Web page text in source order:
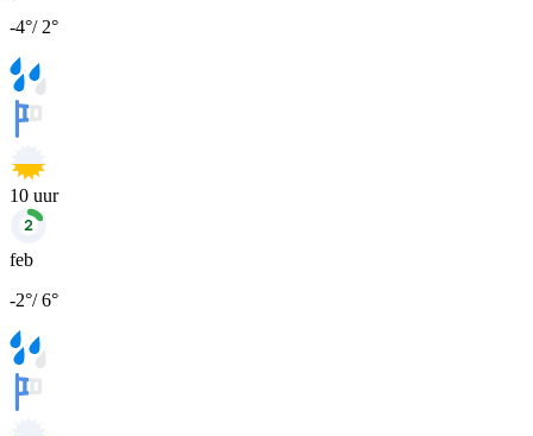
-4°/ 2°
10 uur
feb
-2°/6°